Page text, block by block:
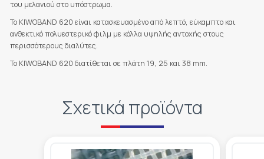
του μελανιού στο υπόστρωμα.
Το KIWOBAND 620 είναι κατασκευασμένο από λεπτό, εύκαμπτο και
ανθεκτικό πολυεστερικό φιλμ με κόλλα υψηλής αντοχής στους
περισσότερους διαλύτες.
Το KIWOBAND 620 διατίθεται σε πλάτη 19, 25 και 38 mm.
Σχετικά προϊόντα